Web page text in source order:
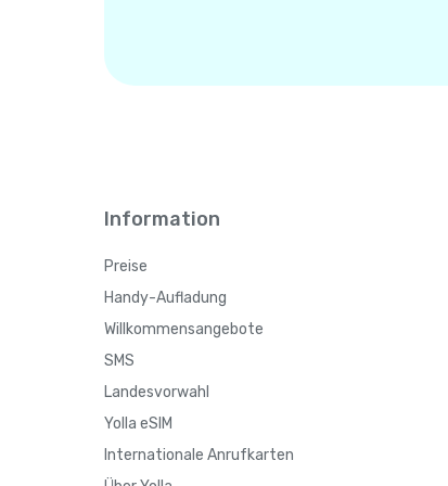
Information
Preise
Handy-Aufladung
Willkommensangebote
SMS
Landesvorwahl
Yolla eSIM
Internationale Anrufkarten